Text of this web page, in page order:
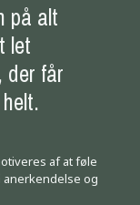
på alt
let
der får
af at føle
anerkendelse og